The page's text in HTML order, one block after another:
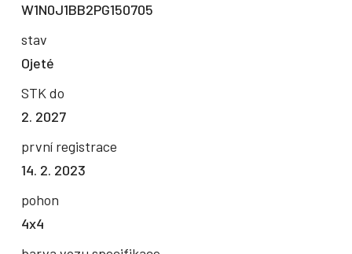
W1N0J1BB2PG150705
stav
Ojeté
STK do
2. 2027
první registrace
14. 2. 2023
pohon
4x4